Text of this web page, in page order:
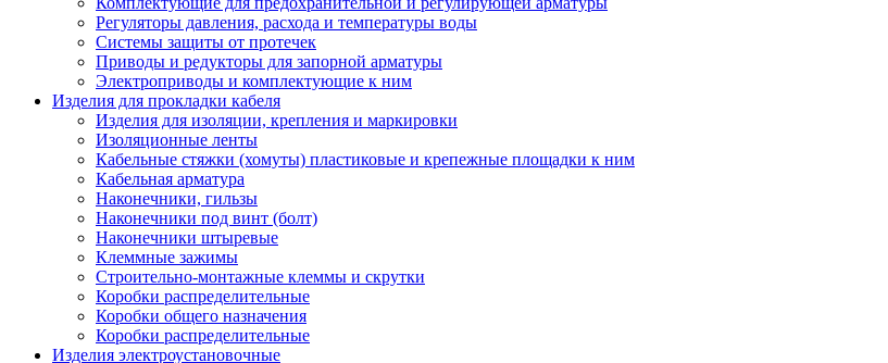
Регуляторы давления, расхода и температуры воды
Системы защиты от протечек
Приводы и редукторы для запорной арматуры
Электроприводы и комплектующие к ним
Изделия для прокладки кабеля
Изделия для изоляции, крепления и маркировки
Изоляционные ленты
Кабельные стяжки (хомуты) пластиковые и крепежные площадки к ним
Кабельная арматура
Наконечники, гильзы
Наконечники под винт (болт)
Наконечники штыревые
Клеммные зажимы
Строительно-монтажные клеммы и скрутки
Коробки распределительные
Коробки общего назначения
Коробки распределительные
Изделия электроустановочные